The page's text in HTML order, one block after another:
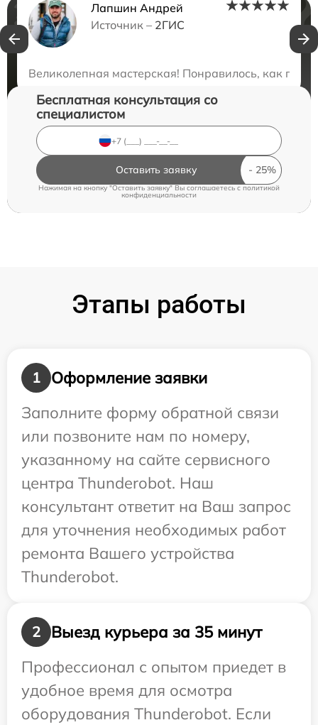
Лапшин Андрей
Источник – 2ГИС
Великолепная мастерская! Понравилось, как
Нужна консультация?
Бесплатная консультация со
специалистом
Оставить заявку
Нажимая на кнопку "Оставить заявку" Вы соглашаетесь cполитикой
конфиденциальности
Этапы работы
1
Оформление заявки
Заполните форму обратной связи
или позвоните нам по номеру,
указанному на сайте сервисного
центра Thunderobot. Наш
консультант ответит на Ваш запрос
для уточнения необходимых работ
ремонта Вашего устройства
Thunderobot.
2
Выезд курьера за 35 минут
Профессионал с опытом приедет в
удобное время для осмотра
оборудования Thunderobot. Если